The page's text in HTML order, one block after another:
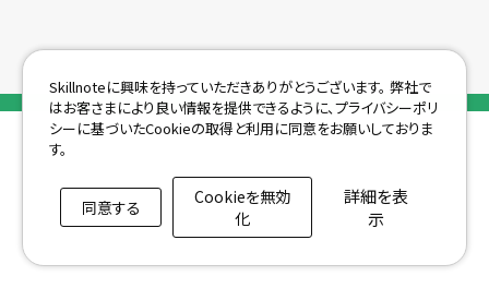
Skillnoteに興味を持っていただきありがとうございます。 弊社で
はお客さまにより良い情報を提供できるように、プライバシーポリ
シーに基づいたCookieの取得と利用に同意をお願いしておりま
す。
同意する
Cookieを無効
化
詳細を表
示